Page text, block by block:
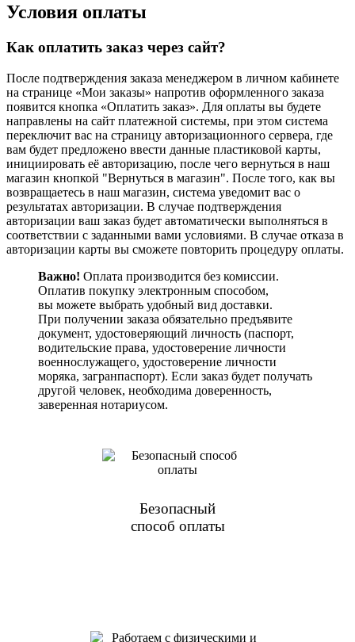
Условия оплаты
Как оплатить заказ через сайт?
После подтверждения заказа менеджером в личном кабинете
на странице «Мои заказы» напротив оформленного заказа
появится кнопка «Оплатить заказ». Для оплаты вы будете
направлены на сайт платежной системы, при этом система
переключит вас на страницу авторизационного сервера, где
вам будет предложено ввести данные пластиковой карты,
инициировать её авторизацию, после чего вернуться в наш
магазин кнопкой "Вернуться в магазин". После того, как вы
возвращаетесь в наш магазин, система уведомит вас о
результатах авторизации. В случае подтверждения
авторизации ваш заказ будет автоматически выполняться в
соответствии с заданными вами условиями. В случае отказа в
авторизации карты вы сможете повторить процедуру оплаты.
Важно! Оплата производится без комиссии.
Оплатив покупку электронным способом,
вы можете выбрать удобный вид доставки.
При получении заказа обязательно предъявите
документ, удостоверяющий личность (паспорт,
водительские права, удостоверение личности
военнослужащего, удостоверение личности
моряка, загранпаспорт). Если заказ будет получать
другой человек, необходима доверенность,
заверенная нотариусом.
Безопасный
способ оплаты